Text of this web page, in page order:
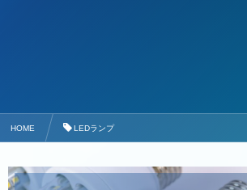
HOME LEDランプ